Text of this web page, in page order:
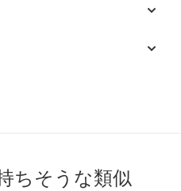
ちそうな類似